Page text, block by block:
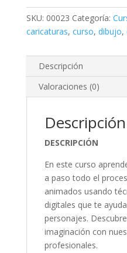
Caricaturas
(De
10
años)
cantidad
SKU: 00023 Categoría:
caricaturas, curso, dibujo,
Descripción
Valoraciones (0)
Descripción
DESCRIPCIÓN
En este curso
a paso todo el
animados usando
digitales que te
personajes.
imaginación con
profesionales.